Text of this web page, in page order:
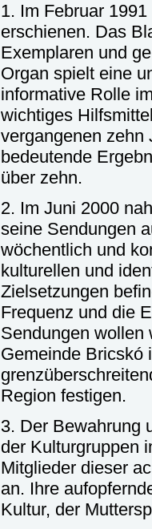
1. Im Februar
erschienen. Das
Exemplaren und
Organ spielt eine
informative Rolle
wichtiges
vergangenen zehn
bedeutende
über zehn.
2. Im Juni 2000
seine Sendungen
wöchentlich und
kulturellen und
Zielsetzungen
Frequenz und die
Sendungen wollen
Gemeinde Bricskó
Region festigen.
3. Der Bewahrung
der Kulturgruppen
Mitglieder dieser
an. Ihre
Kultur, der